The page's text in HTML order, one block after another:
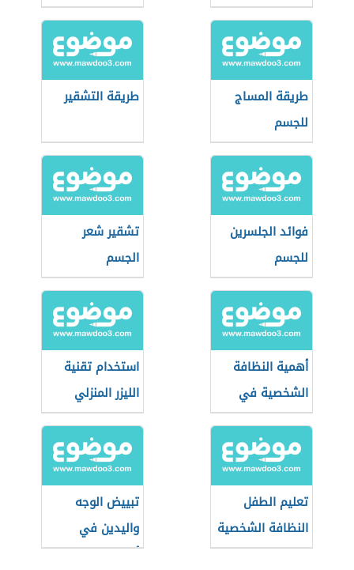
طريقة المساج
للجسم
طريقة التشقير
فوائد الجلسرين
للجسم
تشقير شعر
الجسم
أهمية النظافة
الشخصية في
العمل
استخدام تقنية
الليزر المنزلي
تعليم الطفل
النظافة الشخصية
والاهتمام بنفسه
تبييض الوجه
واليدين في
أسبوع